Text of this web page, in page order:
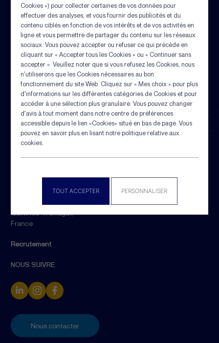
Panneau de gestion des cookies
Cookies ») pour collecter certaines de vos données pour
effectuer des analyses, et vous fournir des publicités et du
contenu ciblés en fonction de vos intérêts et de vos activités en
ligne et vous permettre de partager du contenu sur les réseaux
sociaux. Vous pouvez accepter ou refuser ce qui précède en
cliquant sur « Accepter tous les Cookies » ou « Continuer sans
accepter ». Veuillez noter que si vous refusez les Cookies, nous
n'utiliserons que les Cookies nécessaires au bon
fonctionnement du site Web. Cliquez sur « Mes choix » pour plus
d'informations sur les différentes catégories de Cookies et pour
accéder à une sélection plus granulaire. Vous pouvez changer
d'avis à tout moment dans notre centre de préférences
accessible depuis le lien «Cookies» situé en bas de page. Vous
pouvez en savoir plus en lisant notre politique relative aux
cookies.
TOUT ACCEPTER PERSONNALISER
VOTRE PARTENAIRE INDUSTRIEL MULTI-MÉTIERS
Depuis 1929, nous construisons notre savoir-
faire autour de la conception et de la
fabrication de filets et d’équipements
techniques. Au fil du temps, nous avons su
évoluer avec les métiers et les usages, en
alliant tradition industrielle, innovation et
proximité avec le terrain.
Guilvinec-Treffiagat,
France
Recrutement
NOUS SUIVRE
Nous contacter